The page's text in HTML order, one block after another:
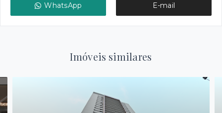
WhatsApp E-mail
Imóveis similares